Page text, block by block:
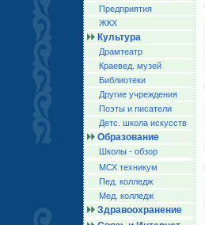
Предприятия
ЖКХ
Культура
Драмтеатр
Краевед. музей
Библиотеки
Другие учреждения
Поэты и писатели
Детс. школа искусств
Образование
Школы - обзор
МСХ техникум
Пед. колледж
Мед. колледж
Здравоохранение